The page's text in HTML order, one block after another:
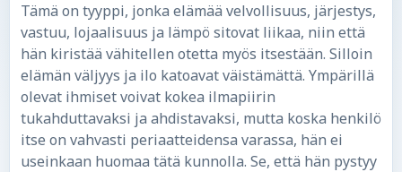
Tämä on tyyppi, jonka elämää velvollisuus, järjestys,
vastuu, lojaalisuus ja lämpö sitovat liikaa, niin että
hän kiristää vähitellen otetta myös itsestään. Silloin
elämän väljyys ja ilo katoavat väistämättä. Ympärillä
olevat ihmiset voivat kokea ilmapiirin
tukahduttavaksi ja ahdistavaksi, mutta koska henkilö
itse on vahvasti periaatteidensa varassa, hän ei
useinkaan huomaa tätä kunnolla. Se, että hän pystyy